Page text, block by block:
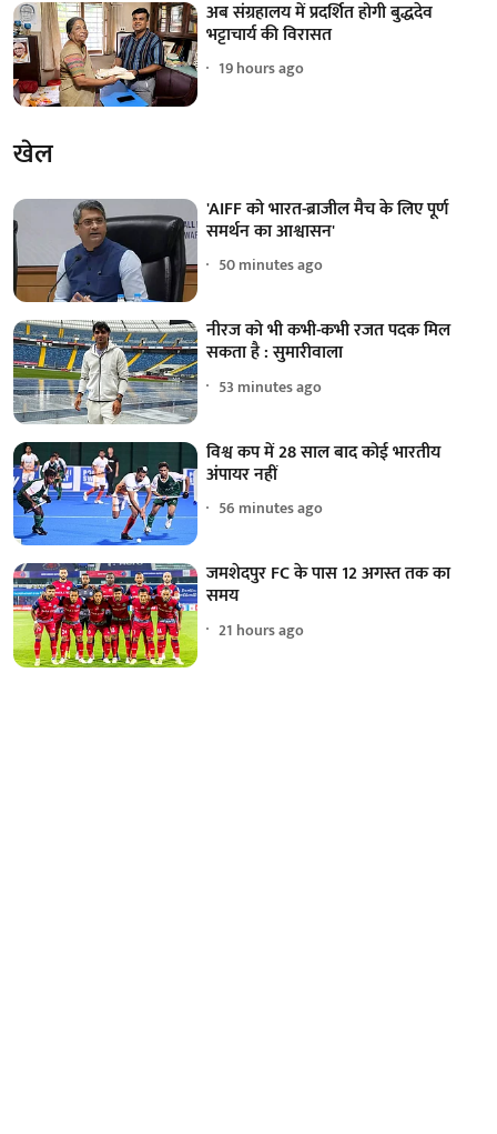
अब संग्रहालय में प्रदर्शित होगी बुद्धदेव
भट्टाचार्य की विरासत
19 hours ago
खेल
'AIFF को भारत-ब्राजील मैच के लिए पूर्ण
समर्थन का आश्वासन'
50 minutes ago
नीरज को भी कभी-कभी रजत पदक मिल
सकता है : सुमारीवाला
53 minutes ago
विश्व कप में 28 साल बाद कोई भारतीय
अंपायर नहीं
56 minutes ago
जमशेदपुर FC के पास 12 अगस्त तक का
समय
21 hours ago